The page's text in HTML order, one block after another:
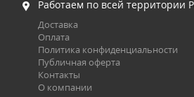
Работаем по всей территории
Доставка
Оплата
Политика конфиденциальности
Публичная оферта
Контакты
О компании